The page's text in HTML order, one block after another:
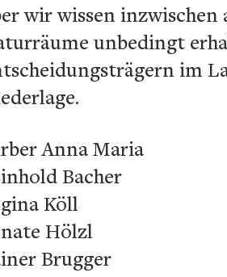
wir wissen
unbedingt
im
Anna Maria
Bacher
Köll
Hölzl
Brugger